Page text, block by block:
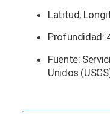
Latitud,
Profundidad:
Fuente:
Unidos